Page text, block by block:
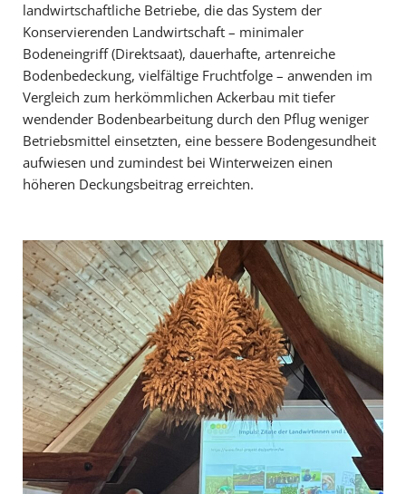
landwirtschaftliche Betriebe, die das System der
Konservierenden Landwirtschaft – minimaler
Bodeneingriff (Direktsaat), dauerhafte, artenreiche
Bodenbedeckung, vielfältige Fruchtfolge – anwenden im
Vergleich zum herkömmlichen Ackerbau mit tiefer
wendender Bodenbearbeitung durch den Pflug weniger
Betriebsmittel einsetzten, eine bessere Bodengesundheit
aufwiesen und zumindest bei Winterweizen einen
höheren Deckungsbeitrag erreichten.